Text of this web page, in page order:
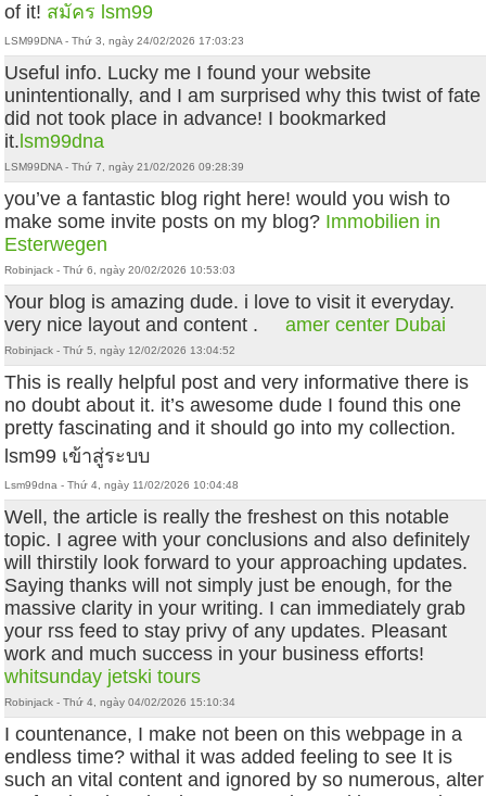
of it! สมัคร lsm99
LSM99DNA - Thứ 3, ngày 24/02/2026 17:03:23
Useful info. Lucky me I found your website
unintentionally, and I am surprised why this twist of fate
did not took place in advance! I bookmarked
it. lsm99dna
LSM99DNA - Thứ 7, ngày 21/02/2026 09:28:39
you’ve a fantastic blog right here! would you wish to
make some invite posts on my blog? Immobilien in
Esterwegen
Robinjack - Thứ 6, ngày 20/02/2026 10:53:03
Your blog is amazing dude. i love to visit it everyday.
very nice layout and content .amer center Dubai
Robinjack - Thứ 5, ngày 12/02/2026 13:04:52
This is really helpful post and very informative there is
no doubt about it. it’s awesome dude I found this one
pretty fascinating and it should go into my collection.
lsm99 เข้าสู่ระบบ
Lsm99dna - Thứ 4, ngày 11/02/2026 10:04:48
Well, the article is really the freshest on this notable
topic. I agree with your conclusions and also definitely
will thirstily look forward to your approaching updates.
Saying thanks will not simply just be enough, for the
massive clarity in your writing. I can immediately grab
your rss feed to stay privy of any updates. Pleasant
work and much success in your business efforts!
whitsunday jetski tours
Robinjack - Thứ 4, ngày 04/02/2026 15:10:34
I countenance, I make not been on this webpage in a
endless time? withal it was added feeling to see It is
such an vital content and ignored by so numerous, alter